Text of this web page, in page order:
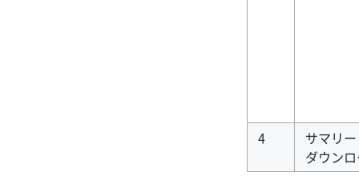
4
サマリ
ダウン